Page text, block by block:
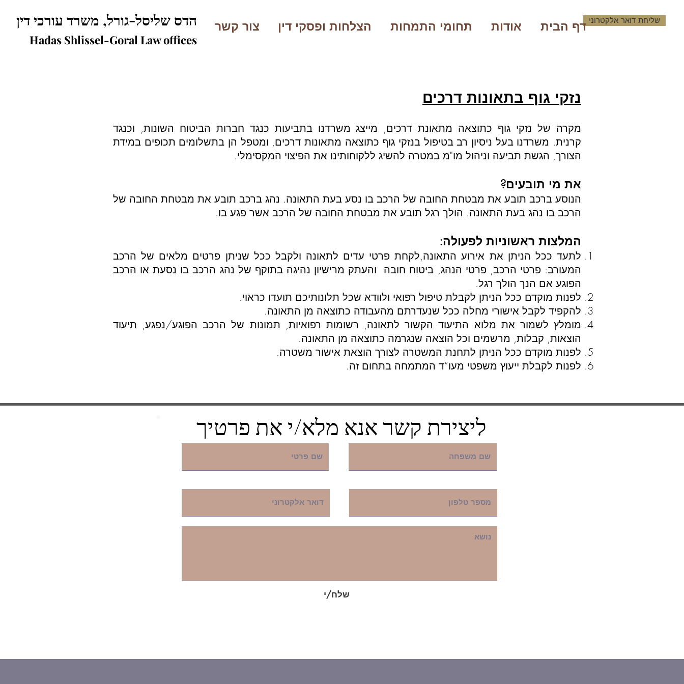
שליחת דואר אלקטרוני דף הבית אודות תחומי התמחות הצלחות ופסקי דין צור קשר הדס שליסל-גורל, משרד עורכי דין
Hadas Shlissel-Goral Law offices
נזקי גוף בתאונות דרכים
מקרה של נזקי גוף כתוצאה מתאונת דרכים, מייצג משרדנו בתביעות כנגד חברות הביטוח השונות, וכנגד
קרנית. משרדנו בעל ניסיון רב בטיפול בנזקי גוף כתוצאה מתאונות דרכים, ומטפל הן בתשלומים תכופים במידת
הצורך, הגשת תביעה וניהול מו"מ במטרה להשיג ללקוחותינו את הפיצוי המקסימלי.
את מי תובעים?
הנוסע ברכב תובע את מבטחת החובה של הרכב בו נסע בעת התאונה. נהג ברכב תובע את מבטחת החובה של
הרכב בו נהג בעת התאונה. הולך רגל תובע את מבטחת החובה של הרכב אשר פגע בו.
המלצות ראשוניות לפעולה:
לתעד ככל הניתן את אירוע התאונה,לקחת פרטי עדים לתאונה ולקבל ככל שניתן פרטים מלאים של הרכב
המעורב: פרטי הרכב, פרטי הנהג, ביטוח חובה והעתק מרישיון נהיגה בתוקף של נהג הרכב בו נסעת או הרכב
הפוגע אם הנך הולך רגל.
לפנות מוקדם ככל הניתן לקבלת טיפול רפואי ולוודא שכל תלונותיכם תועדו כראוי.
להקפיד לקבל אישורי מחלה ככל שנעדרתם מהעבודה כתוצאה מן התאונה.
מומלץ לשמור את מלוא התיעוד הקשור לתאונה, רשומות רפואיות, תמונות של הרכב הפוגע/נפגע, תיעוד
הוצאות, קבלות, מרשמים וכל הוצאה שנגרמה כתוצאה מן התאונה.
לפנות מוקדם ככל הניתן לתחנת המשטרה לצורך הוצאת אישור משטרה.
לפנות לקבלת ייעוץ משפטי מעו”ד המתמחה בתחום זה.
ליצירת קשר אנא מלא/י את פרטיך
שלח/י